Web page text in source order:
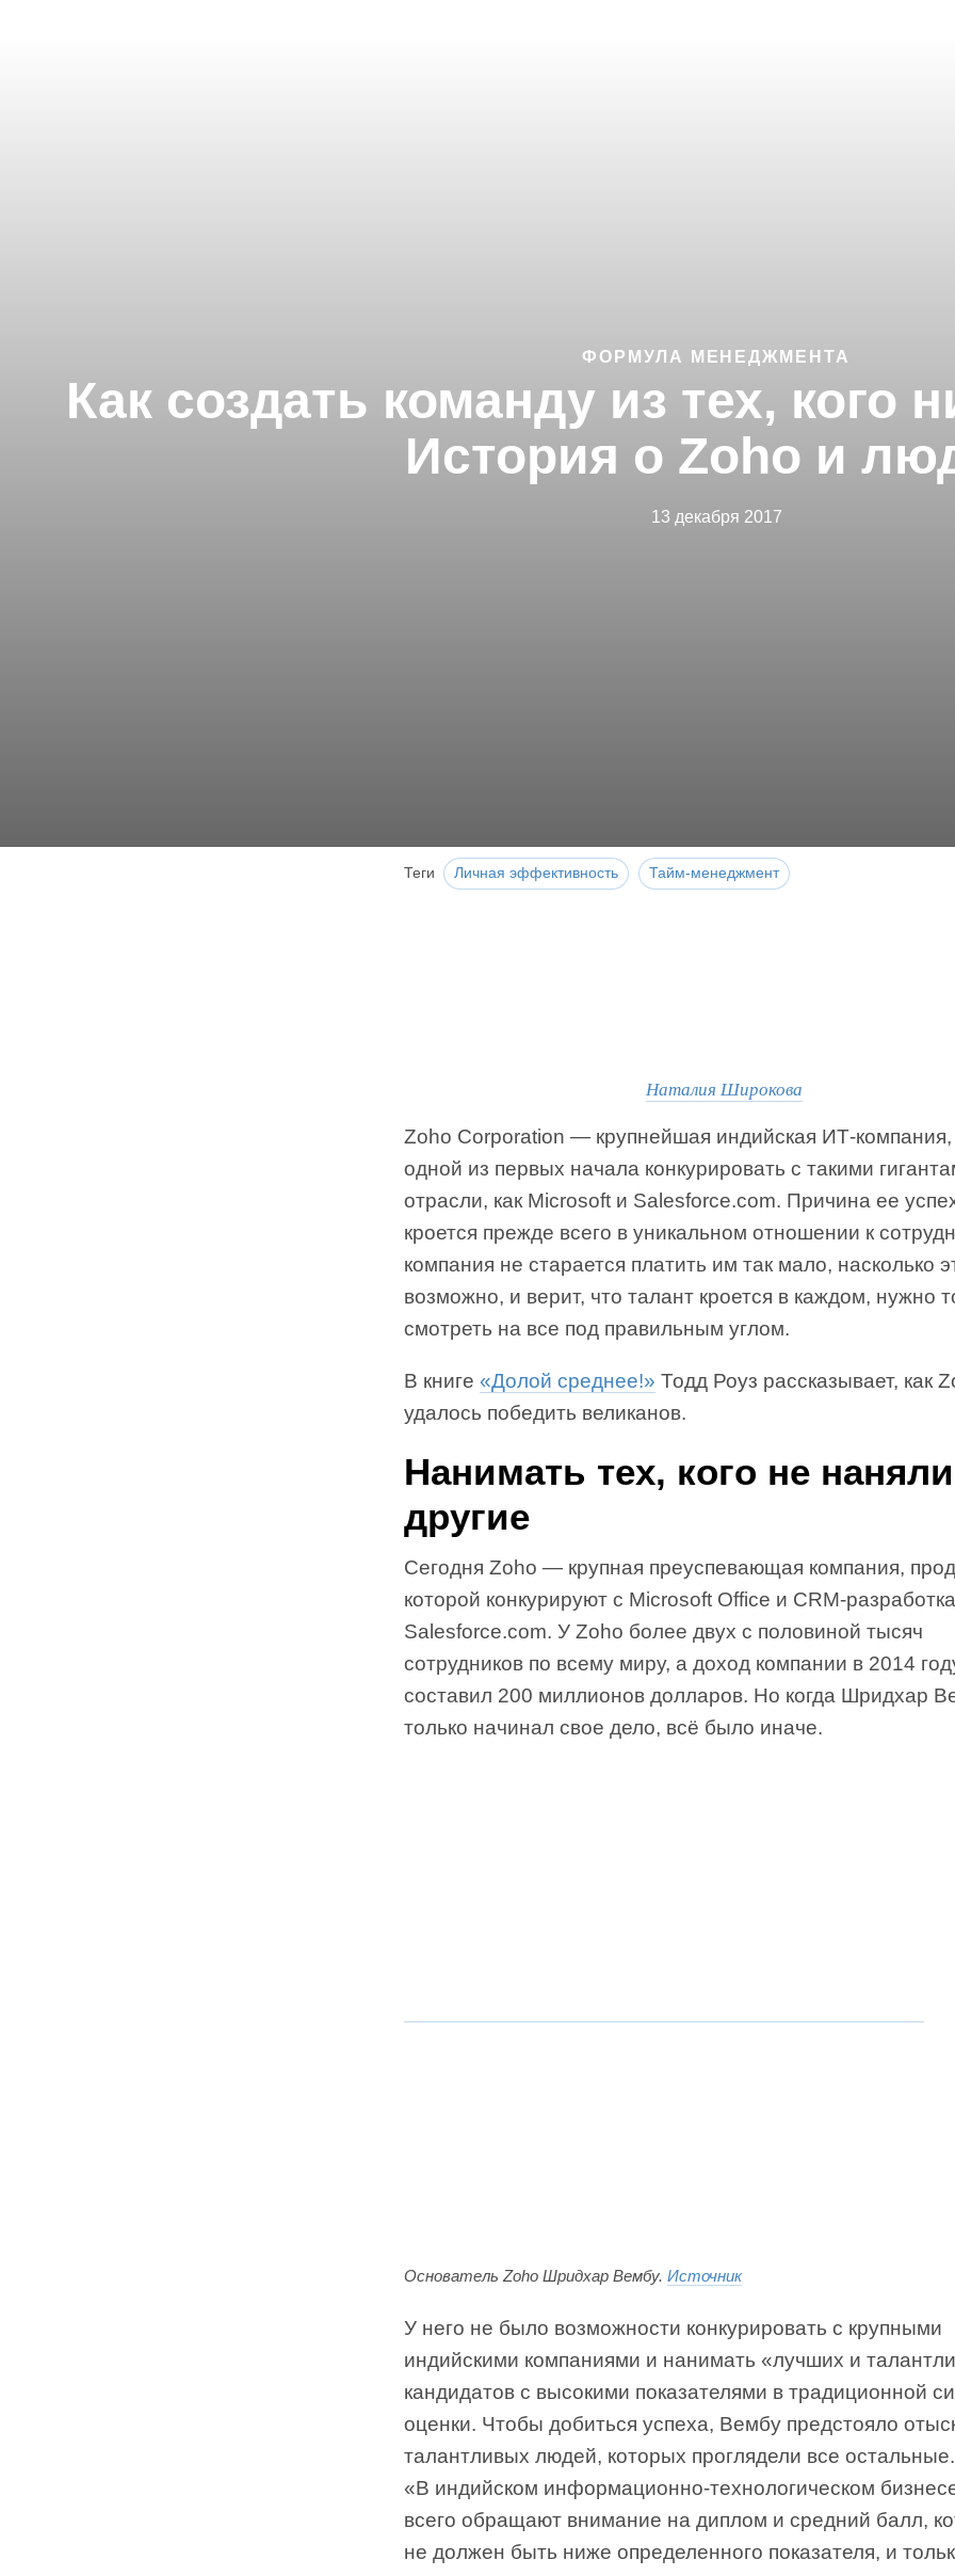
ФОРМУЛА МЕНЕДЖМЕНТА
Как создать команду из тех, кого
История о Zoho и
13 декабря 2017
Теги Личная эффективность Тайм-менеджмент
Наталия Широкова
Zoho Corporation — крупнейшая индийская ИТ-компания,
одной из первых начала конкурировать с такими
отрасли, как Microsoft и Salesforce.com. Причина ее
кроется прежде всего в уникальном отношении к
компания не старается платить им так мало, насколько
возможно, и верит, что талант кроется в каждом, нужно
смотреть на все под правильным углом.
В книге «Долой среднее!» Тодд Роуз рассказывает, как
удалось победить великанов.
Нанимать тех, кого не наняли
другие
Сегодня Zoho — крупная преуспевающая компания,
которой конкурируют с Microsoft Office и CRM-
Salesforce.com. У Zoho более двух с половиной тысяч
сотрудников по всему миру, а доход компании в 2014
составил 200 миллионов долларов. Но когда Шридхар
только начинал свое дело, всё было иначе.
Основатель Zoho Шридхар Вембу. Источник
У него не было возможности конкурировать с крупными
индийскими компаниями и нанимать «лучших и
кандидатов с высокими показателями в традиционной
оценки. Чтобы добиться успеха, Вембу предстояло
талантливых людей, которых проглядели все остальные.
«В индийском информационно-технологическом
всего обращают внимание на диплом и средний балл,
не должен быть ниже определенного показателя, и